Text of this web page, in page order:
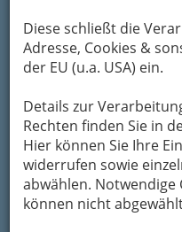
Diese schließt die
Adresse, Cookies &
der EU (u.a. USA) ein.
Details zur
Rechten finden Sie in
Hier können Sie Ihre
widerrufen sowie
abwählen. Notwendige
können nicht
Absenden
Unternehmen
weitergeleitet.
Mein Name
Meine Email Adresse